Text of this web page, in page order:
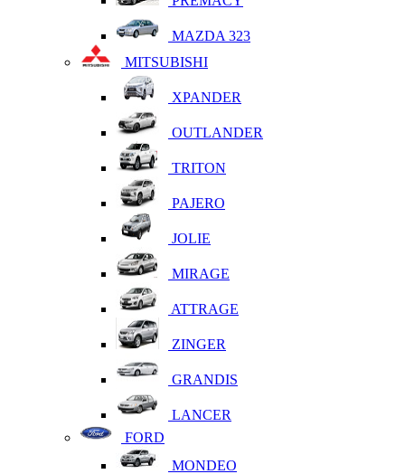
MAZDA 323
MITSUBISHI
XPANDER
OUTLANDER
TRITON
PAJERO
JOLIE
MIRAGE
ATTRAGE
ZINGER
GRANDIS
LANCER
FORD
MONDEO